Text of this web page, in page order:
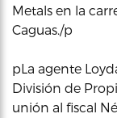
Metals en la
Caguas./p
pLa agente
División de
unión al fiscal